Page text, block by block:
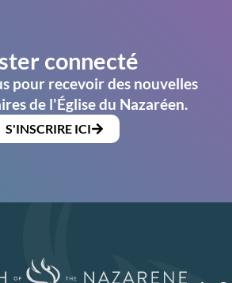
connecté
pour recevoir des nouvelles
de l'Église du Nazaréen.
S'INSCRIRE ICI